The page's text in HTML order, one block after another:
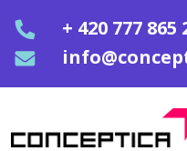
+ 420 777 865